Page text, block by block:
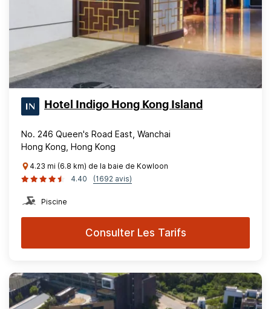
Hotel Indigo Hong Kong Island
No. 246 Queen's Road East, Wanchai
Hong Kong, Hong Kong
4.23 mi (6.8 km) de la baie de Kowloon
4.40
(1692 avis)
Piscine
Consulter Les Tarifs